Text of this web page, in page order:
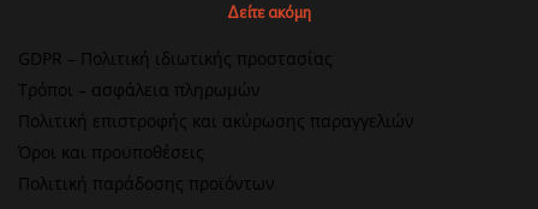
Δείτε ακόμη
GDPR – Πολιτική ιδιωτικής προστασίας
Τρόποι – ασφάλεια πληρωμών
Πολιτική επιστροφής και ακύρωσης παραγγελιών
Όροι και προϋποθέσεις
Πολιτική παράδοσης προϊόντων